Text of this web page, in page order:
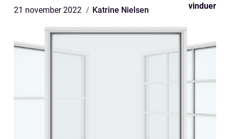
21 november 2022 Katrine Nielsen vinduer